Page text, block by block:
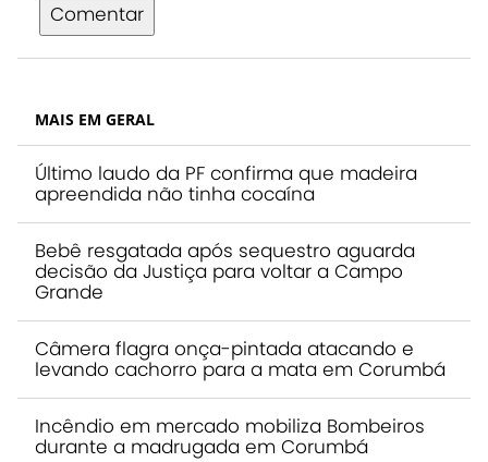
Comentar
MAIS EM GERAL
Último laudo da PF confirma que madeira
apreendida não tinha cocaína
Bebê resgatada após sequestro aguarda
decisão da Justiça para voltar a Campo
Grande
Câmera flagra onça-pintada atacando e
levando cachorro para a mata em Corumbá
Incêndio em mercado mobiliza Bombeiros
durante a madrugada em Corumbá